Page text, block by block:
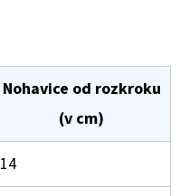
Nohavice od rozkroku
(v cm)
14